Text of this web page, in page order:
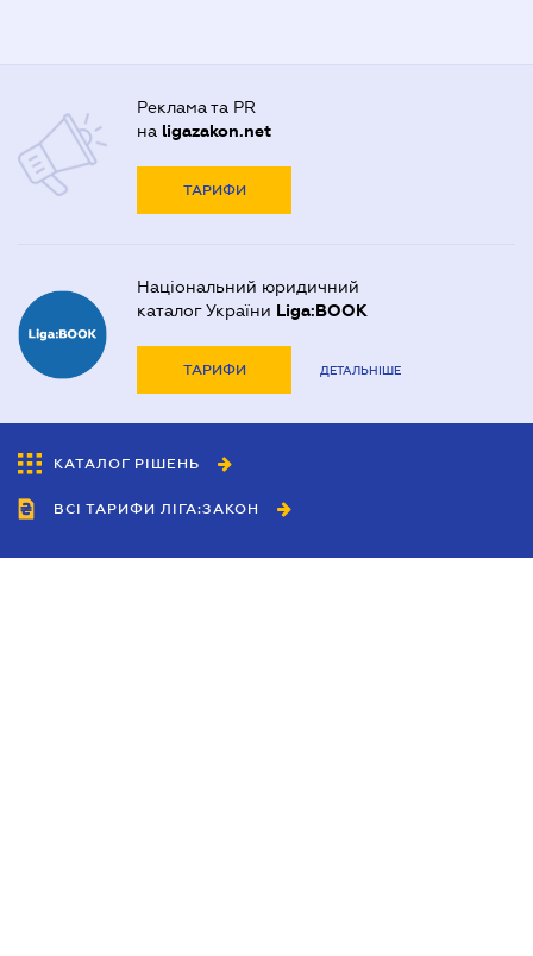
Реклама та PR
на ligazakon.net
ТАРИФИ
Національний юридичний
каталог України Liga:BOOK
ТАРИФИ ДЕТАЛЬНІШЕ
КАТАЛОГ РІШЕНЬ
ВСІ ТАРИФИ ЛІГА:ЗАКОН